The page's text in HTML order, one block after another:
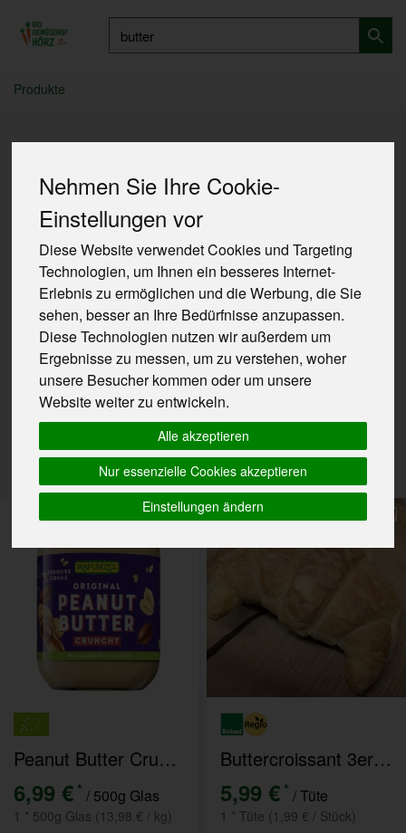
Nehmen Sie Ihre Cookie-
Einstellungen vor
Diese Website verwendet Cookies und Targeting
Technologien, um Ihnen ein besseres Internet-
Erlebnis zu ermöglichen und die Werbung, die Sie
sehen, besser an Ihre Bedürfnisse anzupassen.
Diese Technologien nutzen wir außerdem um
Ergebnisse zu messen, um zu verstehen, woher
unsere Besucher kommen oder um unsere
Website weiter zu entwickeln.
Alle akzeptieren
Nur essenzielle Cookies akzeptieren
Einstellungen ändern
Produkte
Suche nach:
7 von 757
Hersteller Ernährung Allergene
Peanut Butter Crunchy
6,99 € * / 500g Glas
1 * 500g Glas (13,98 € / kg)
Buttercroissant 3er Pack
5,99 € * / Tüte
1 * Tüte (1,99 € / Stück)